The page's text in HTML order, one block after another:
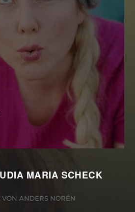
MARIA SCHECK
ANDERS NORÉN